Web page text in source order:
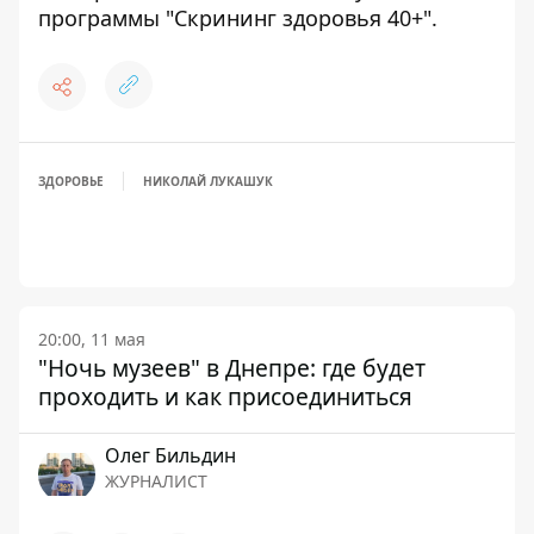
программы "Скрининг здоровья 40+".
ЗДОРОВЬЕ НИКОЛАЙ ЛУКАШУК
20:00, 11 мая
"Ночь музеев" в Днепре: где будет
проходить и как присоединиться
Олег Бильдин
ЖУРНАЛИСТ